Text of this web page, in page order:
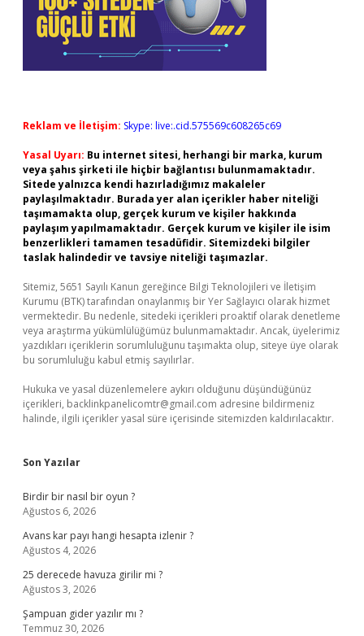
Reklam ve İletişim: Skype: live:.cid.575569c608265c69
Yasal Uyarı: Bu internet sitesi, herhangi bir marka, kurum
veya şahıs şirketi ile hiçbir bağlantısı bulunmamaktadır.
Sitede yalnızca kendi hazırladığımız makaleler
paylaşılmaktadır. Burada yer alan içerikler haber niteliği
taşımamakta olup, gerçek kurum ve kişiler hakkında
paylaşım yapılmamaktadır. Gerçek kurum ve kişiler ile isim
benzerlikleri tamamen tesadüfidir. Sitemizdeki bilgiler
taslak halindedir ve tavsiye niteliği taşımazlar.
Sitemiz, 5651 Sayılı Kanun gereğince Bilgi Teknolojileri ve İletişim
Kurumu (BTK) tarafından onaylanmış bir Yer Sağlayıcı olarak hizmet
vermektedir. Bu nedenle, sitedeki içerikleri proaktif olarak denetleme
veya araştırma yükümlülüğümüz bulunmamaktadır. Ancak, üyelerimiz
yazdıkları içeriklerin sorumluluğunu taşımakta olup, siteye üye olarak
bu sorumluluğu kabul etmiş sayılırlar.
Hukuka ve yasal düzenlemelere aykırı olduğunu düşündüğünüz
içerikleri, backlinkpanelicomtr@gmail.com adresine bildirmeniz
halinde, ilgili içerikler yasal süre içerisinde sitemizden kaldırılacaktır.
Son Yazılar
Birdir bir nasıl bir oyun ?
Ağustos 6, 2026
Avans kar payı hangi hesapta izlenir ?
Ağustos 4, 2026
25 derecede havuza girilir mi ?
Ağustos 3, 2026
Şampuan gider yazılır mı ?
Temmuz 30, 2026